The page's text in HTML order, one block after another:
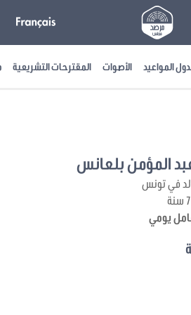
المواعيد الأصوات المقترحات التشريعية
المؤمن بلعانس
في تونس
يومي